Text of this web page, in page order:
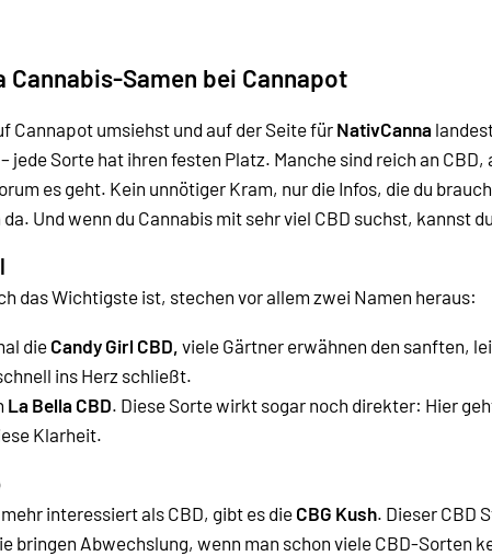
Cannabis-Samen bei Cannapot
Cannapot umsiehst und auf der Seite für NativCanna
jede Sorte hat ihren festen Platz. Manche sind reich an CBD,
es geht. Kein unnötiger Kram, nur die Infos, die du
Und wenn du Cannabis mit sehr viel CBD suchst, kannst
das Wichtigste ist, stechen vor allem zwei Namen heraus:
die Candy Girl CBD, viele Gärtner erwähnen den sanften,
ins Herz schließt.
La Bella CBD. Diese Sorte wirkt sogar noch direkter: Hier
Klarheit.
interessiert als CBD, gibt es die CBG Kush. Dieser CBD
bringen Abwechslung, wenn man schon viele CBD-Sorten